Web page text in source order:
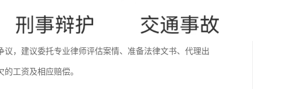
，建议委托专业律师评估案情、准备法律文书、代理出
工资及相应赔偿。